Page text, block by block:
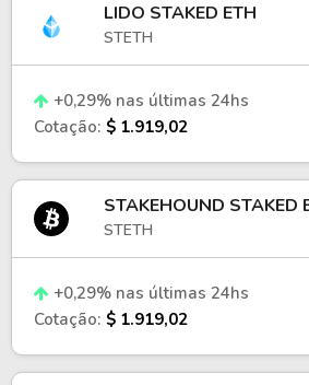
LIDO STAKED ETH
STETH
+0,29% nas últimas 24hs
Cotação: $ 1.919,02
STAKEHOUND STAKED
STETH
+0,29% nas últimas 24hs
Cotação: $ 1.919,02